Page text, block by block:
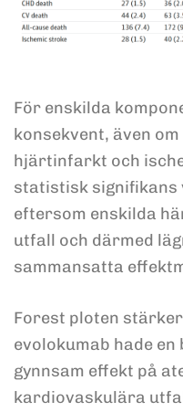
För enskilda
konsekvent, även
hjärtinfarkt och
statistisk signifikans
eftersom enskilda
utfall och därmed
sammansatta
Forest ploten
evolokumab hade
gynnsam effekt på
kardiovaskulära